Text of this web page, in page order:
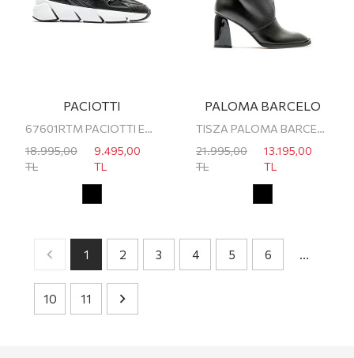
PACIOTTI
67601RTM PACIOTTI ERKEK SNEAKER
18.995,00
TL
9.495,00
TL
PALOMA BARCELO
TISZA PALOMA BARCELO KADIN TOPUKLU BOT
21.995,00
TL
13.195,00
TL
1 2 3 4 5 6
10 11